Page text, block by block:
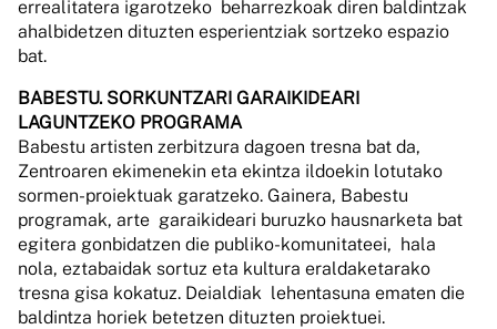
errealitatera igarotzeko beharrezkoak diren baldintzak
ahalbidetzen dituzten esperientziak sortzeko espazio
bat.
BABESTU. SORKUNTZARI GARAIKIDEARI
LAGUNTZEKO PROGRAMA
Babestu artisten zerbitzura dagoen tresna bat da,
Zentroaren ekimenekin eta ekintza ildoekin lotutako
sormen-proiektuak garatzeko. Gainera, Babestu
programak, arte garaikideari buruzko hausnarketa bat
egitera gonbidatzen die publiko-komunitateei, hala
nola, eztabaidak sortuz eta kultura eraldaketarako
tresna gisa kokatuz. Deialdiak lehentasuna ematen die
baldintza horiek betetzen dituzten proiektuei.